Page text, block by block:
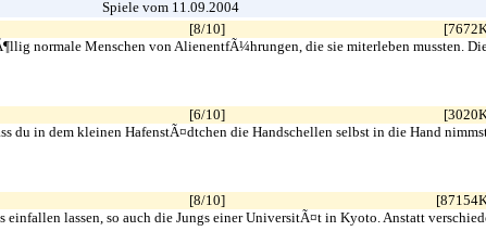
Spiele vom 11.09.2004
[8/10]
normale Menschen von AlienentfÃ¼hrungen, die sie miterleben mussten.
[6/10]
du in dem kleinen HafenstÃ¤dtchen die Handschellen selbst in die Hand
[8/10]
einfallen lassen, so auch die Jungs einer UniversitÃ¤t in Kyoto. Anstatt